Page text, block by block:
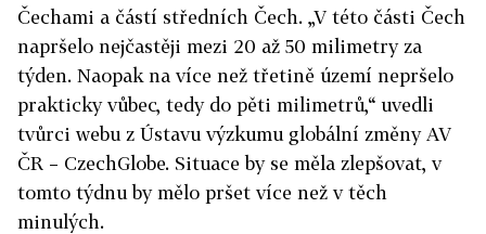
Čechami a částí středních Čech. „V této části Čech
napršelo nejčastěji mezi 20 až 50 milimetry za
týden. Naopak na více než třetině území nepršelo
prakticky vůbec, tedy do pěti milimetrů,“ uvedli
tvůrci webu z Ústavu výzkumu globální změny AV
ČR – CzechGlobe. Situace by se měla zlepšovat, v
tomto týdnu by mělo pršet více než v těch
minulých.